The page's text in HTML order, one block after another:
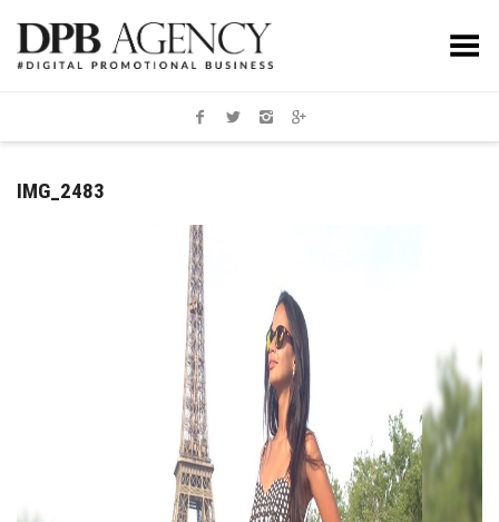
Toggle Menu
IMG_2483